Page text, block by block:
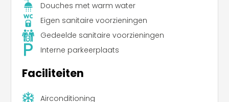
Douches met warm water
Eigen sanitaire voorzieningen
Gedeelde sanitaire voorzieningen
Interne parkeerplaats
Faciliteiten
Airconditioning